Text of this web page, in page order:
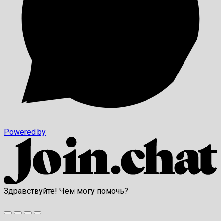
Powered by
Здравствуйте! Чем могу помочь?